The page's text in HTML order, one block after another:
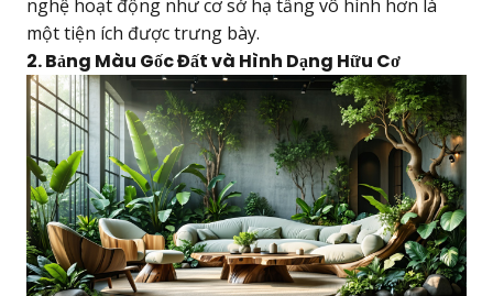
nghệ hoạt động như cơ sở hạ tầng vô hình hơn là
một tiện ích được trưng bày.
2. Bảng Màu Gốc Đất và Hình Dạng Hữu Cơ